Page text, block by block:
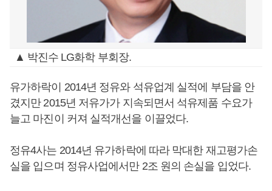
▲ 박진수 LG화학 부회장.
유가하락이 2014년 정유와 석유업계 실적에 부담을 안
겼지만 2015년 저유가가 지속되면서 석유제품 수요가
늘고 마진이 커져 실적개선을 이끌었다.
정유4사는 2014년 유가하락에 따라 막대한 재고평가손
실을 입으며 정유사업에서만 2조 원의 손실을 입었다.